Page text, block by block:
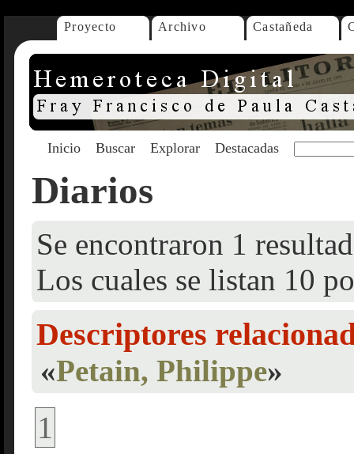
Proyecto Archivo Castañeda
Inicio Buscar Explorar Destacadas
Diarios
Se encontraron 1
Los cuales se listan 10
Descriptores
«Petain, Philippe»
1